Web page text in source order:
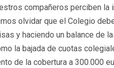
compañeros perciben la
olvidar que el Colegio
y haciendo un balance de
la bajada de cuotas
de la cobertura a 300.000